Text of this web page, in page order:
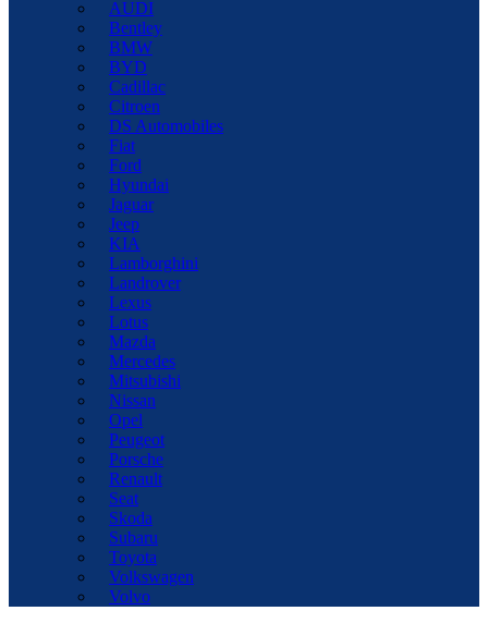
AUDI
Bentley
BMW
BYD
Cadillac
Citroen
DS Automobiles
Fiat
Ford
Hyundai
Jaguar
Jeep
KIA
Lamborghini
Landrover
Lexus
Lotus
Mazda
Mercedes
Mitsubishi
Nissan
Opel
Peugeot
Porsche
Renault
Seat
Skoda
Subaru
Toyota
Volkswagen
Volvo